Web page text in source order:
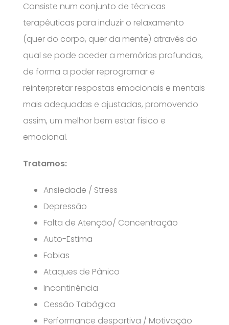
Consiste num conjunto de técnicas
terapêuticas para induzir o relaxamento
(quer do corpo, quer da mente) através do
qual se pode aceder a memórias profundas,
de forma a poder reprogramar e
reinterpretar respostas emocionais e mentais
mais adequadas e ajustadas, promovendo
assim, um melhor bem estar físico e
emocional.
Tratamos:
Ansiedade / Stress
Depressão
Falta de Atenção/ Concentração
Auto-Estima
Fobias
Ataques de Pânico
Incontinência
Cessão Tabágica
Performance desportiva / Motivação